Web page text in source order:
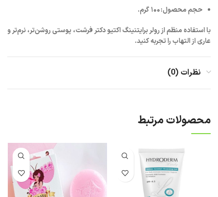
حجم محصول:
با استفاده منظم از رولر برایتنینگ اکتیو دکتر فرشت، پوستی روشن‌تر، نرم‌تر و
عاری از التهاب را تجربه کنید.
نظرات (0)
محصولات مرتبط